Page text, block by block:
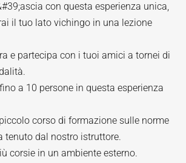
con questa esperienza unica,
il tuo lato vichingo in una lezione
e partecipa con i tuoi amici a tornei di
a 10 persone in questa esperienza
corso di formazione sulle norme
tenuto dal nostro istruttore.
corsie in un ambiente esterno.